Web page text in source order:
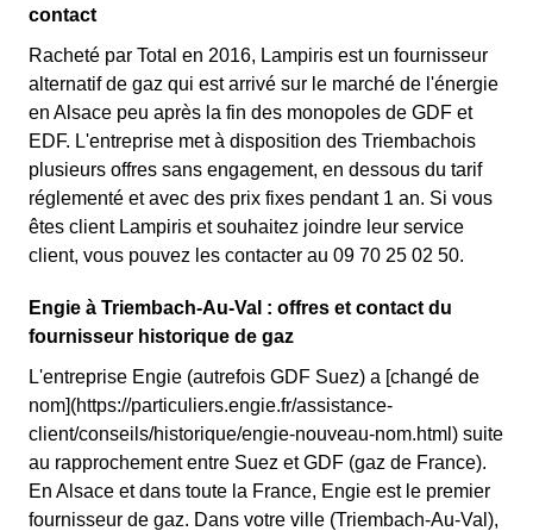
contact
Racheté par Total en 2016, Lampiris est un fournisseur
alternatif de gaz qui est arrivé sur le marché de l'énergie
en Alsace peu après la fin des monopoles de GDF et
EDF. L'entreprise met à disposition des Triembachois
plusieurs offres sans engagement, en dessous du tarif
réglementé et avec des prix fixes pendant 1 an. Si vous
êtes client Lampiris et souhaitez joindre leur service
client, vous pouvez les contacter au 09 70 25 02 50.
Engie à Triembach-Au-Val : offres et contact du
fournisseur historique de gaz
L'entreprise Engie (autrefois GDF Suez) a [changé de
nom](https://particuliers.engie.fr/assistance-
client/conseils/historique/engie-nouveau-nom.html) suite
au rapprochement entre Suez et GDF (gaz de France).
En Alsace et dans toute la France, Engie est le premier
fournisseur de gaz. Dans votre ville (Triembach-Au-Val),